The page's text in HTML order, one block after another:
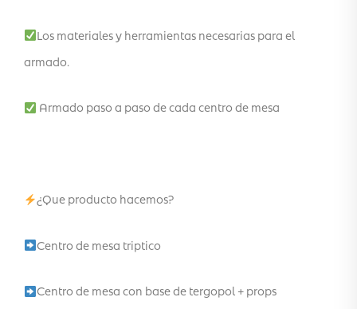
Los materiales y herramientas necesarias para el
armado.
Armado paso a paso de cada centro de mesa
¿Que producto hacemos?
Centro de mesa triptico
Centro de mesa con base de tergopol + props